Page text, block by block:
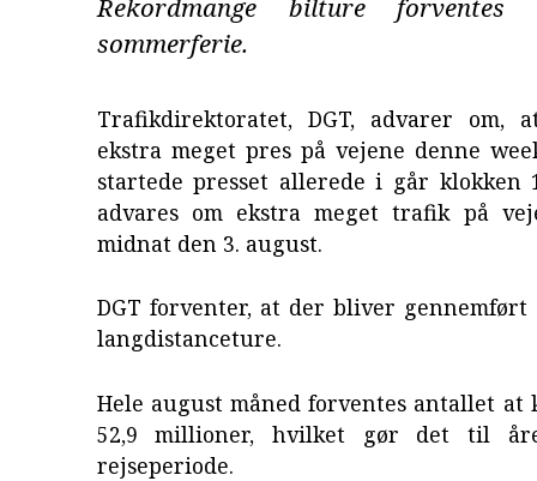
Rekordmange bilture
sommerferie.
Trafikdirektoratet, DGT, advarer om,
ekstra meget pres på vejene denne
startede presset allerede i går klokken
advares om ekstra meget trafik på
midnat den 3. august.
DGT forventer, at der bliver
langdistanceture.
Hele august måned forventes antallet at
52,9 millioner, hvilket gør det til
rejseperiode.